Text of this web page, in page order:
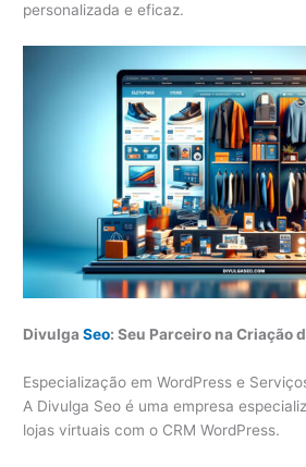
personalizada e eficaz.
DivulgaSeo: Seu Parceiro na Criação
Especialização em WordPress e
A Divulga Seo é uma empresa
lojas virtuais com o CRM WordPress.